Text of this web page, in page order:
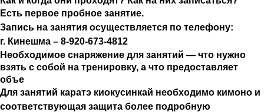
Есть первое пробное занятие.
Запись на занятия осуществляется по телефону:
г. Кинешма – 8-920-673-4812
Необходимое снаряжение для занятий — что нужно
взять с собой на тренировку, а что предоставляет
объе
Для занятий каратэ киокусинкай необходимо кимоно и
соответствующая защита более подробную